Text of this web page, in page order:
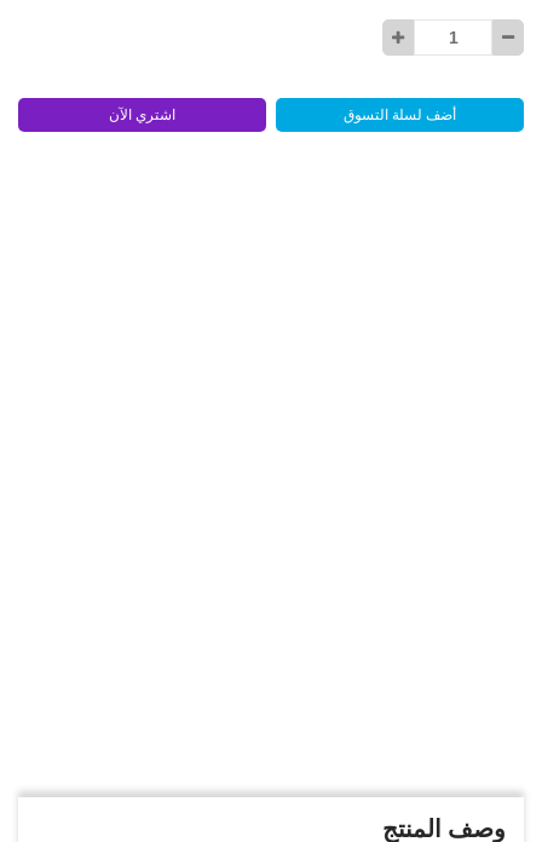
أضف لسلة التسوق اشتري الآن
وصف المنتج